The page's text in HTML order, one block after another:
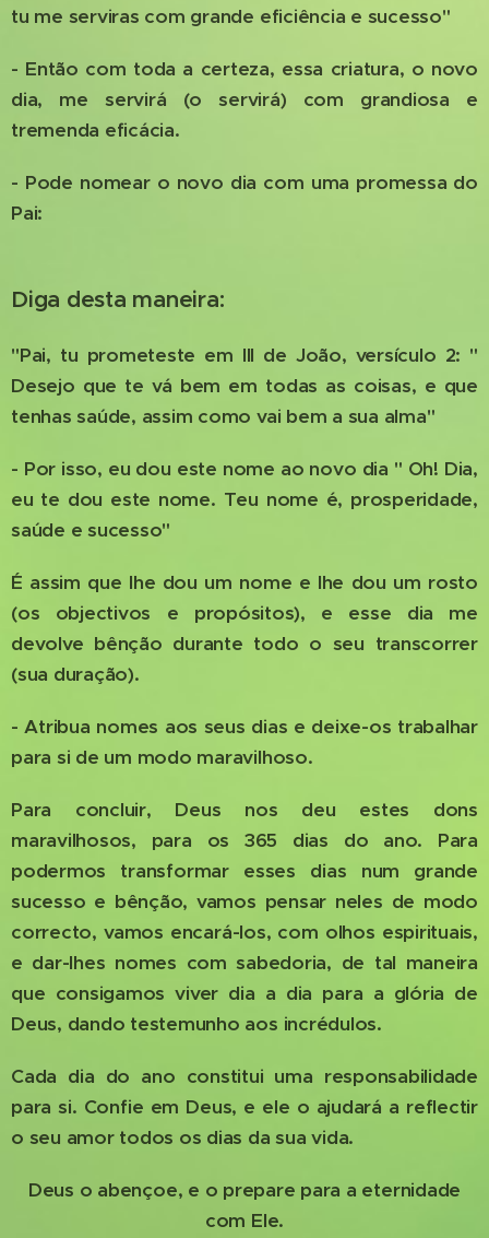
tu me serviras com grande eficiência e sucesso"
- Então com toda a certeza, essa criatura, o novo
dia, me servirá (o servirá) com grandiosa e
tremenda eficácia.
- Pode nomear o novo dia com uma promessa do
Pai:
Diga desta maneira:
"Pai, tu prometeste em III de João, versículo 2: "
Desejo que te vá bem em todas as coisas, e que
tenhas saúde, assim como vai bem a sua alma"
- Por isso, eu dou este nome ao novo dia " Oh! Dia,
eu te dou este nome. Teu nome é, prosperidade,
saúde e sucesso"
É assim que lhe dou um nome e lhe dou um rosto
(os objectivos e propósitos), e esse dia me
devolve bênção durante todo o seu transcorrer
(sua duração).
- Atribua nomes aos seus dias e deixe-os trabalhar
para si de um modo maravilhoso.
Para concluir, Deus nos deu estes dons
maravilhosos, para os 365 dias do ano. Para
podermos transformar esses dias num grande
sucesso e bênção, vamos pensar neles de modo
correcto, vamos encará-los, com olhos espirituais,
e dar-lhes nomes com sabedoria, de tal maneira
que consigamos viver dia a dia para a glória de
Deus, dando testemunho aos incrédulos.
Cada dia do ano constitui uma responsabilidade
para si. Confie em Deus, e ele o ajudará a reflectir
o seu amor todos os dias da sua vida.
Deus o abençoe, e o prepare para a eternidade
com Ele.